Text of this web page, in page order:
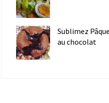
Sublimez
au chocolat